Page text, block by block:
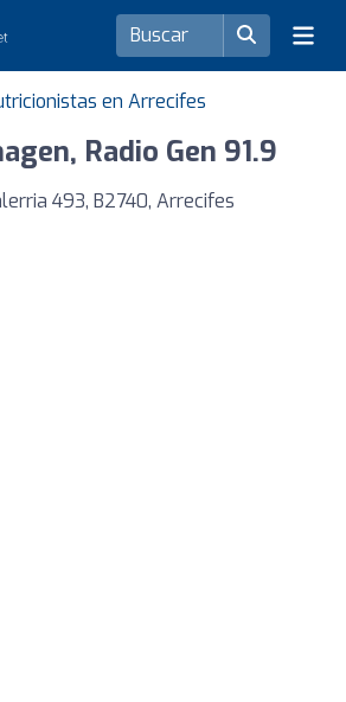
en Arrecifes
Radio Gen 91.9
493, B2740, Arrecifes